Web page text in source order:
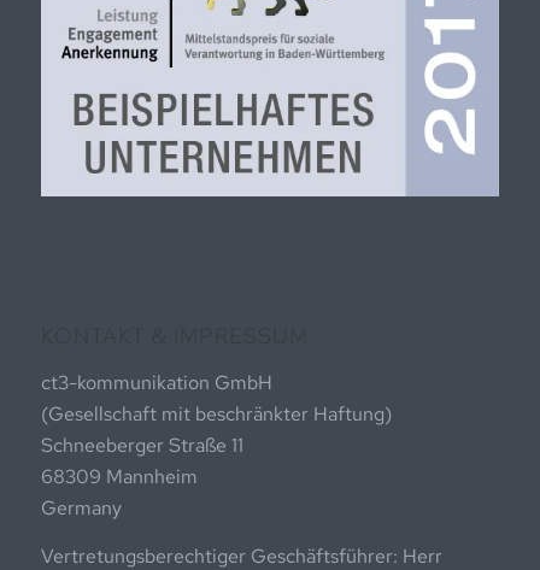
KONTAKT & IMPRESSUM
ct3-kommunikation GmbH
(Gesellschaft mit beschränkter Haftung)
Schneeberger Straße 11
68309 Mannheim
Germany
Vertretungsberechtiger Geschäftsführer: Herr